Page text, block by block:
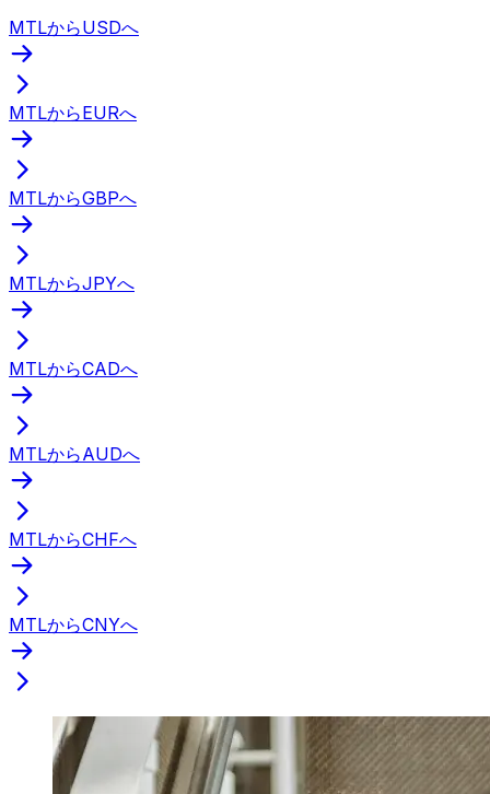
MTLからUSDへ
MTLからEURへ
MTLからGBPへ
MTLからJPYへ
MTLからCADへ
MTLからAUDへ
MTLからCHFへ
MTLからCNYへ